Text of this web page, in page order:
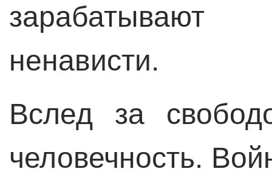
ненависти.
Вслед за
человечность.